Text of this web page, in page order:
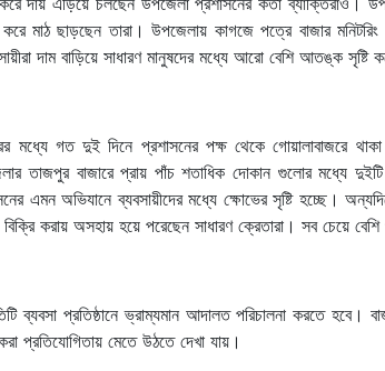
মাঠ ছাড়ছেন তারা। উপজেলায় কাগজে পত্রে বাজার
দাম বাড়িয়ে সাধারণ মানুষদের মধ্যে আরো বেশি আতঙ্ক সৃষ্টি
মধ্যে গত দুই দিনে প্রশাসনের পক্ষ থেকে গোয়ালাবাজরে
তাজপুর বাজারে প্রায় পাঁচ শতাধিক দোকান গুলোর মধ্যে
এমন অভিযানে ব্যবসায়ীদের মধ্যে ক্ষোভের সৃষ্টি হচ্ছে।
করায় অসহায় হয়ে পরেছেন সাধারণ ক্রেতারা। সব চেয়ে
ব্যবসা প্রতিষ্ঠানে ভ্রাম্যমান আদালত পরিচালনা করতে হবে।
প্রতিযোগিতায় মেতে উঠতে দেখা যায়।